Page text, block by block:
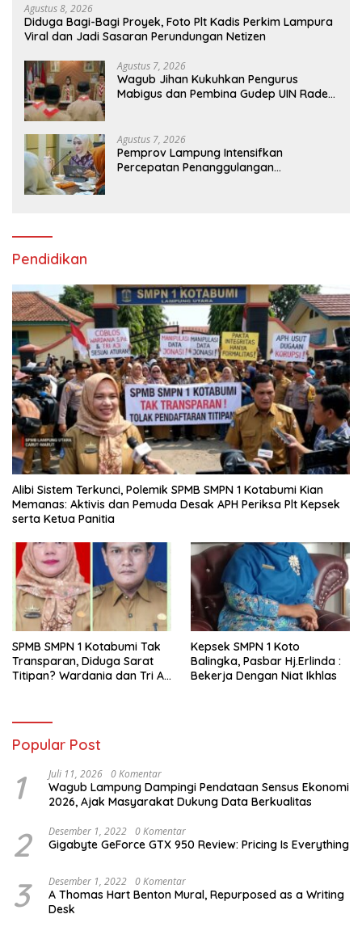
Agustus 8, 2026
Diduga Bagi-Bagi Proyek, Foto Plt Kadis Perkim Lampura
Viral dan Jadi Sasaran Perundungan Netizen
Agustus 7, 2026
Wagub Jihan Kukuhkan Pengurus
Mabigus dan Pembina Gudep UIN Raden
Agustus 7, 2026
Pemprov Lampung Intensifkan
Percepatan Penanggulangan
Pendidikan
Alibi Sistem Terkunci, Polemik SPMB SMPN 1 Kotabumi Kian
Memanas: Aktivis dan Pemuda Desak APH Periksa Plt Kepsek
serta Ketua Panitia
SPMB SMPN 1 Kotabumi Tak
Transparan, Diduga Sarat
Titipan? Wardania dan Tri Aji
Kepsek SMPN 1 Koto
Balingka, Pasbar Hj.Erlinda :
Bekerja Dengan Niat Ikhlas
Popular Post
1 Juli 11, 2026 0 Komentar
Wagub Lampung Dampingi Pendataan Sensus Ekonomi
2026, Ajak Masyarakat Dukung Data Berkualitas
2 Desember 1, 2022 0 Komentar
Gigabyte GeForce GTX 950 Review: Pricing Is Everything
3 Desember 1, 2022 0 Komentar
A Thomas Hart Benton Mural, Repurposed as a Writing
Desk